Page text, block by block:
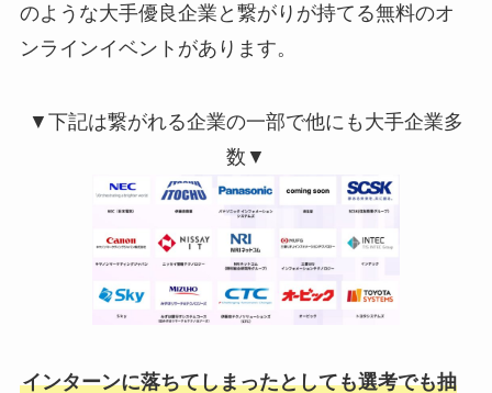
のような大手優良企業と繋がりが持てる無料のオ
ンラインイベントがあります。
▼下記は繋がれる企業の一部で他にも大手企業多
数▼
インターンに落ちてしまったとしても選考でも抽